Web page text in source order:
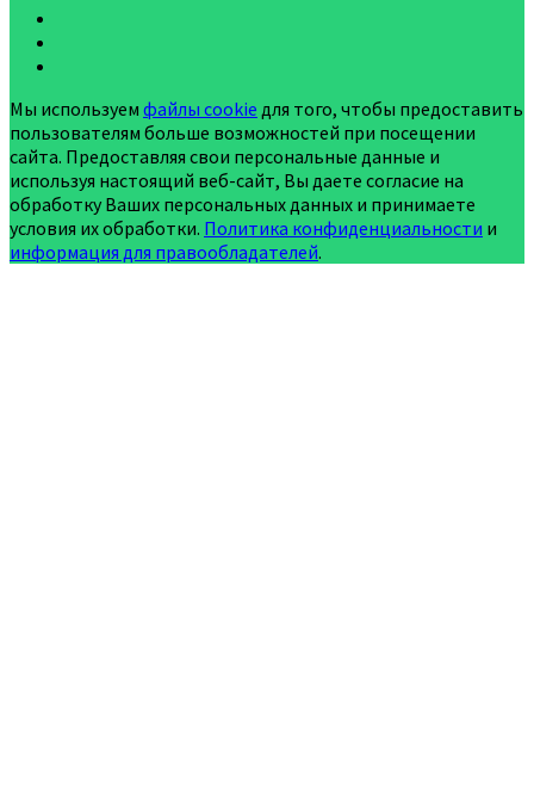
Мы используем файлы cookie для того, чтобы предоставить
пользователям больше возможностей при посещении
сайта. Предоставляя свои персональные данные и
используя настоящий веб-сайт, Вы даете согласие на
обработку Ваших персональных данных и принимаете
условия их обработки. Политика конфиденциальности и
информация для правообладателей.